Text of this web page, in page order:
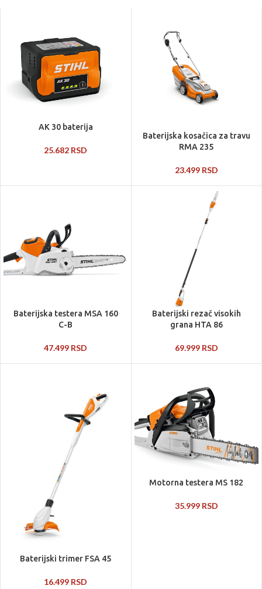
AK 30 baterija
25.682 RSD
Baterijska kosačica za travu
RMA 235
23.499 RSD
Baterijska testera MSA 160
C-B
47.499 RSD
Baterijski rezač visokih
grana HTA 86
69.999 RSD
Baterijski trimer FSA 45
16.499 RSD
Motorna testera MS 182
35.999 RSD